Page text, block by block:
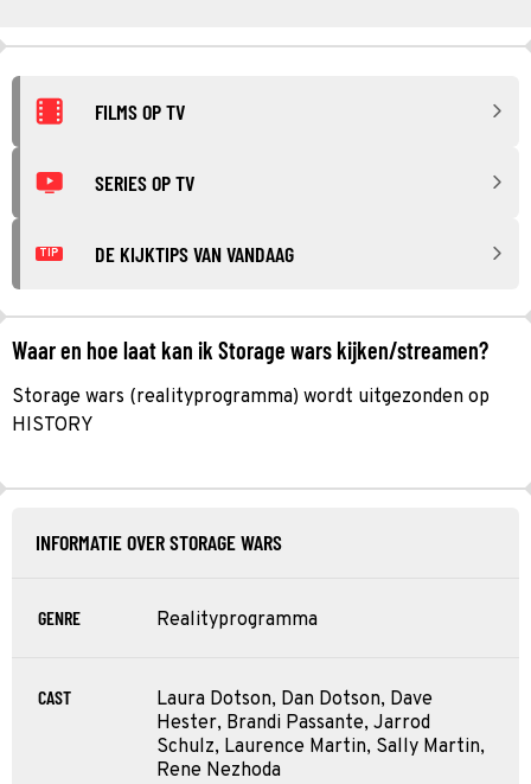
FILMS OP TV
SERIES OP TV
TIP DE KIJKTIPS VAN VANDAAG
Waar en hoe laat kan ik Storage wars kijken/streamen?
Storage wars (realityprogramma) wordt uitgezonden op
HISTORY
INFORMATIE OVER STORAGE WARS
GENRE Realityprogramma
CAST
Laura Dotson, Dan Dotson, Dave
Hester, Brandi Passante, Jarrod
Schulz, Laurence Martin, Sally Martin,
Rene Nezhoda